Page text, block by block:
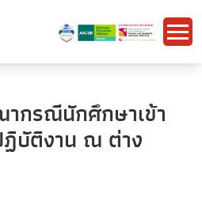
ากรณีนักศึกษาเข้า
ฏิบัติงาน ณ ต่าง